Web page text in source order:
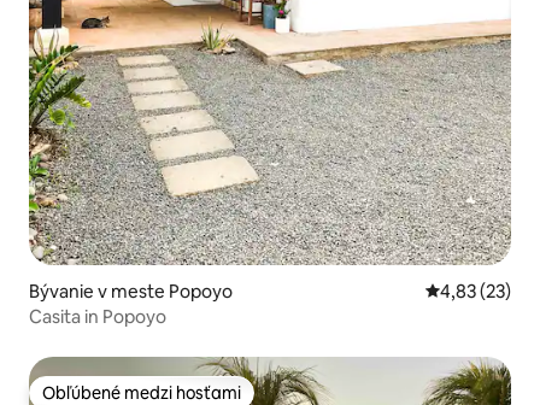
Bývanie v meste Popoyo Priemerné
4,83 (23)
Casita in Popoyo
Obľúbené medzi hosťami